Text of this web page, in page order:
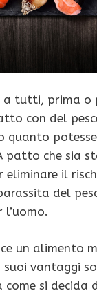
tutti, prima o
con del
quanto
patto che sia
il
del
un alimento
vantaggi
come si decida